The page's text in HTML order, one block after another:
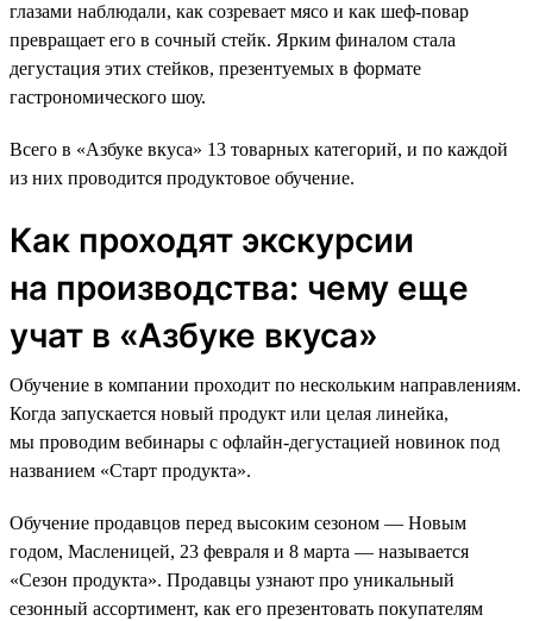
глазами наблюдали, как созревает мясо и как шеф-повар
превращает его в сочный стейк. Ярким финалом стала
дегустация этих стейков, презентуемых в формате
гастрономического шоу.
Всего в «Азбуке вкуса» 13 товарных категорий, и по каждой
из них проводится продуктовое обучение.
Как проходят экскурсии
на производства: чему еще
учат в «Азбуке вкуса»
Обучение в компании проходит по нескольким направлениям.
Когда запускается новый продукт или целая линейка,
мы проводим вебинары с офлайн-дегустацией новинок под
названием «Старт продукта».
Обучение продавцов перед высоким сезоном — Новым
годом, Масленицей, 23 февраля и 8 марта — называется
«Сезон продукта». Продавцы узнают про уникальный
сезонный ассортимент, как его презентовать покупателям